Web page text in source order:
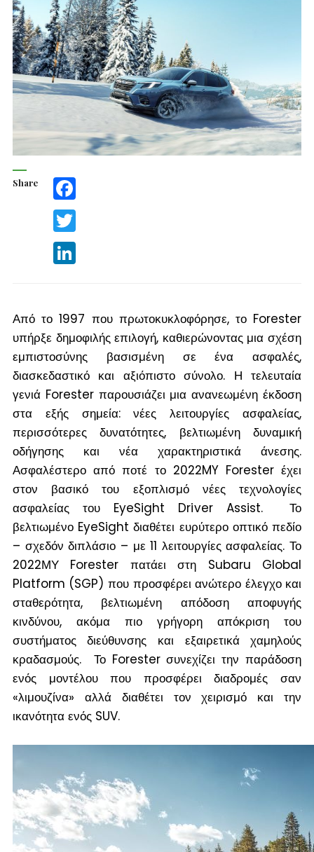
Share Facebook
Twitter
LinkedIn
Από το 1997 που πρωτοκυκλοφόρησε, το Forester
υπήρξε δημοφιλής επιλογή, καθιερώνοντας μια σχέση
εμπιστοσύνης βασισμένη σε ένα ασφαλές,
διασκεδαστικό και αξιόπιστο σύνολο. Η τελευταία
γενιά Forester παρουσιάζει μια ανανεωμένη έκδοση
στα εξής σημεία: νέες λειτουργίες ασφαλείας,
περισσότερες δυνατότητες, βελτιωμένη δυναμική
οδήγησης και νέα χαρακτηριστικά άνεσης.
Ασφαλέστερο από ποτέ το 2022MY Forester έχει
στον βασικό του εξοπλισμό νέες τεχνολογίες
ασφαλείας του EyeSight Driver Assist. Το
βελτιωμένο EyeSight διαθέτει ευρύτερο οπτικό πεδίο
– σχεδόν διπλάσιο – με 11 λειτουργίες ασφαλείας. Το
2022ΜΥ Forester πατάει στη Subaru Global
Platform (SGP) που προσφέρει ανώτερο έλεγχο και
σταθερότητα, βελτιωμένη απόδοση αποφυγής
κινδύνου, ακόμα πιο γρήγορη απόκριση του
συστήματος διεύθυνσης και εξαιρετικά χαμηλούς
κραδασμούς. Το Forester συνεχίζει την παράδοση
ενός μοντέλου που προσφέρει διαδρομές σαν
«λιμουζίνα» αλλά διαθέτει τον χειρισμό και την
ικανότητα ενός SUV.